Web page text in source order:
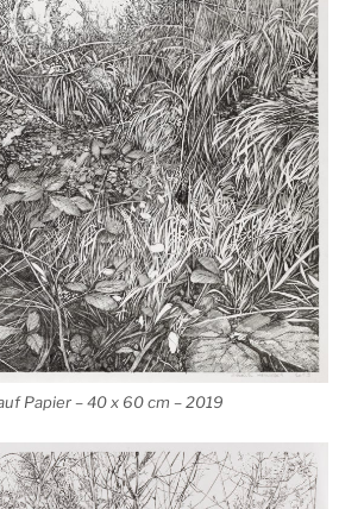
Papier – 40 x 60 cm – 2019